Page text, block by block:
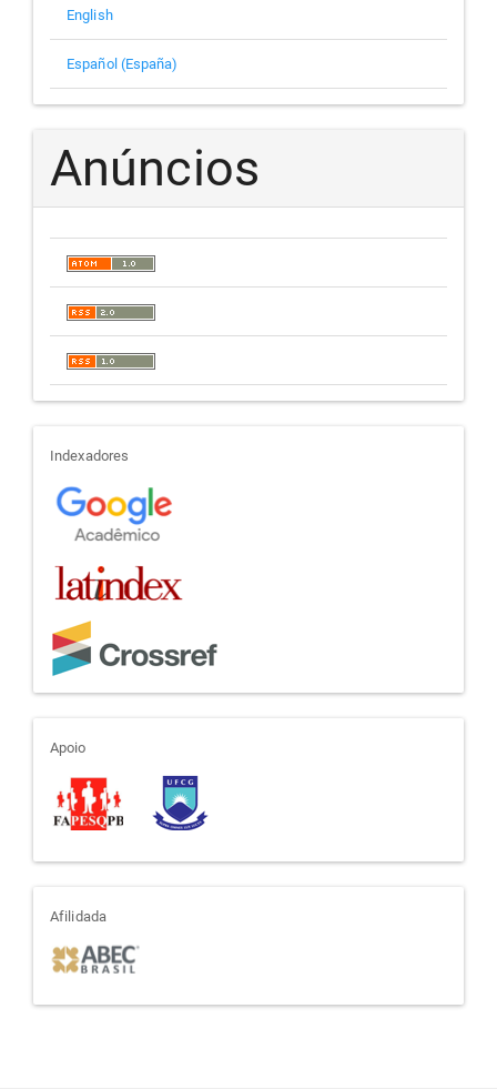
English
Español (España)
Anúncios
indexadores
Indexadores
apoio
Apoio
afiliada
Afilidada